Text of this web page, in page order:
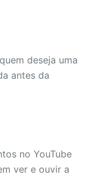
deseja uma
antes da
no YouTube
ver e ouvir a